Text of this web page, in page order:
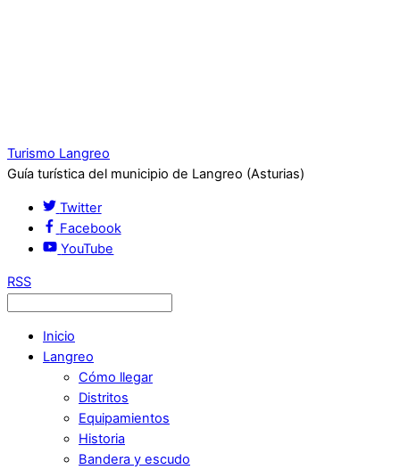
Turismo Langreo
Guía turística del municipio de Langreo (Asturias)
Twitter
Facebook
YouTube
RSS
Inicio
Langreo
Cómo llegar
Distritos
Equipamientos
Historia
Bandera y escudo